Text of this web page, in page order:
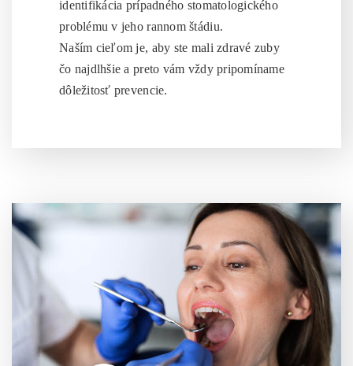
identifikácia prípadného stomatologického
problému v jeho rannom štádiu.
Naším cieľom je, aby ste mali zdravé zuby
čo najdlhšie a preto vám vždy pripomíname
dôležitosť prevencie.